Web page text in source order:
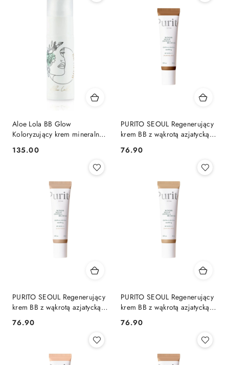
Aloe Lola BB Glow
Koloryzujący krem mineralny z
Cena:
135.00
PURITO SEOUL Regenerujący
krem BB z wąkrotą azjatycką
Caramel Beige
Cena:
76.90
PURITO SEOUL Regenerujący
krem BB z wąkrotą azjatycką
Beige
Cena:
76.90
PURITO SEOUL Regenerujący
krem BB z wąkrotą azjatycką
NATURAL BEIGE
Cena:
76.90